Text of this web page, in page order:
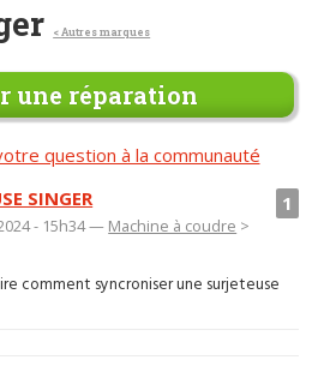
< Autres marques
une réparation
question à la communauté
1
SINGER
- 15h34 — Machine à coudre >
comment syncroniser une surjeteuse